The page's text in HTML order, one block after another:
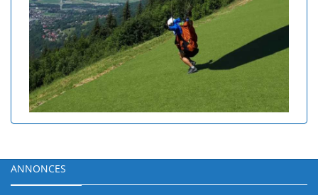
ANNONCES